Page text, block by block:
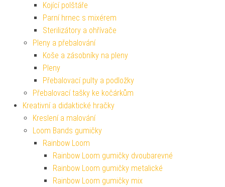
Kojící polštáře
Parní hrnec s mixérem
Sterilizátory a ohřívače
Pleny a přebalování
Koše a zásobníky na pleny
Pleny
Přebalovací pulty a podložky
Přebalovací tašky ke kočárkům
Kreativní a didaktické hračky
Kreslení a malování
Loom Bands gumičky
Rainbow Loom
Rainbow Loom gumičky dvoubarevné
Rainbow Loom gumičky metalické
Rainbow Loom gumičky mix